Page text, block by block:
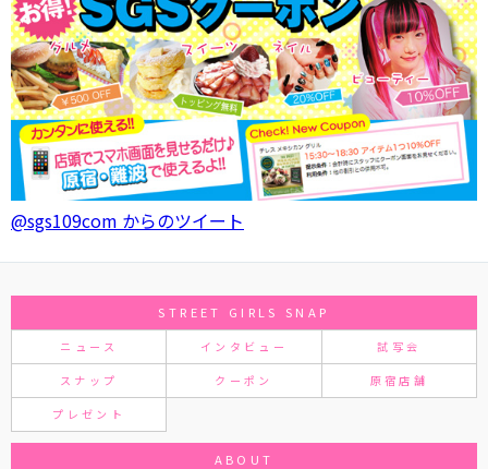
@sgs109com からのツイート
STREET GIRLS SNAP
ニュース インタビュー 試写会
スナップ クーポン 原宿店舗
プレゼント
ABOUT